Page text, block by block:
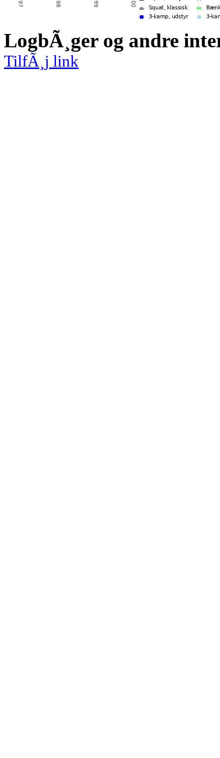
LogbÃ¸ger og andre
TilfÃ¸j link